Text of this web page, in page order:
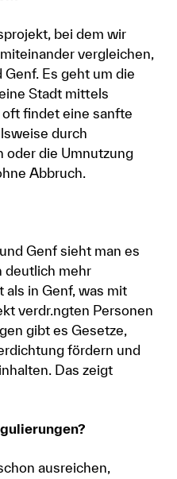
bei dem wir
vergleichen,
Es geht um die
Stadt mittels
findet eine sanfte
durch
oder die Umnutzung
Abbruch.
Genf sieht man es
deutlich mehr
als in Genf, was mit
verdr.ngten Personen
gibt es Gesetze,
fördern und
Das zeigt
ausreichen,